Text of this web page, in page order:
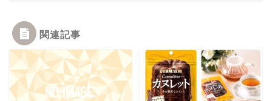
関連記事